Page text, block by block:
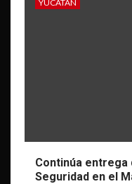
YUCATÁN
Continúa entrega
Seguridad en el